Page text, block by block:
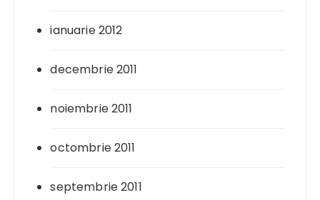
ianuarie 2012
decembrie 2011
noiembrie 2011
octombrie 2011
septembrie 2011